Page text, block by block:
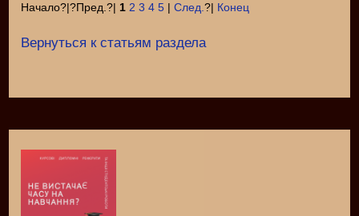
Начало?|?Пред.?| 1 2 3 4 5 |След.?| Конец
Вернуться к статьям раздела